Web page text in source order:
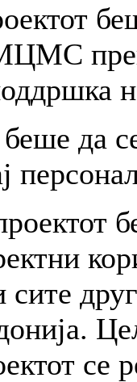
да
сите
се